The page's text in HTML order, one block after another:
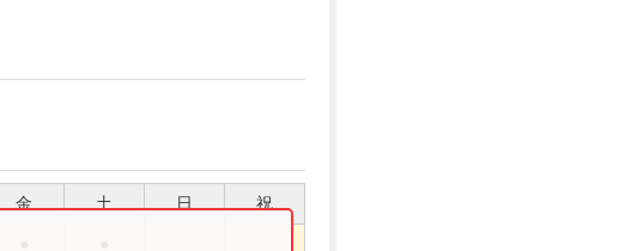
金 土 日 祝